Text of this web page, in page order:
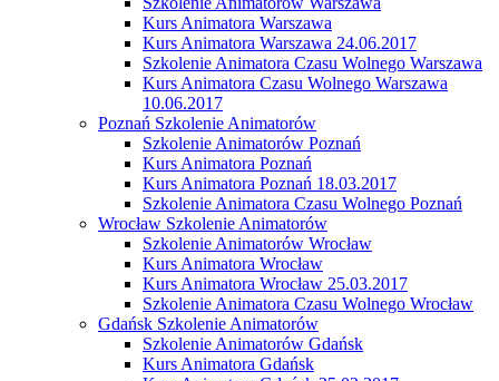
Kurs Animatora Warszawa
Kurs Animatora Warszawa 24.06.2017
Szkolenie Animatora Czasu Wolnego Warszawa
Kurs Animatora Czasu Wolnego Warszawa
10.06.2017
Poznań Szkolenie Animatorów
Szkolenie Animatorów Poznań
Kurs Animatora Poznań
Kurs Animatora Poznań 18.03.2017
Szkolenie Animatora Czasu Wolnego Poznań
Wrocław Szkolenie Animatorów
Szkolenie Animatorów Wrocław
Kurs Animatora Wrocław
Kurs Animatora Wrocław 25.03.2017
Szkolenie Animatora Czasu Wolnego Wrocław
Gdańsk Szkolenie Animatorów
Szkolenie Animatorów Gdańsk
Kurs Animatora Gdańsk